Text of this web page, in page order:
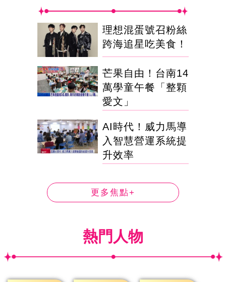
理想混蛋號召粉絲
跨海追星吃美食！
芒果自由！台南14
萬學童午餐「整顆
愛文」
AI時代！威力馬導
入智慧營運系統提
升效率
更多焦點+
熱門人物